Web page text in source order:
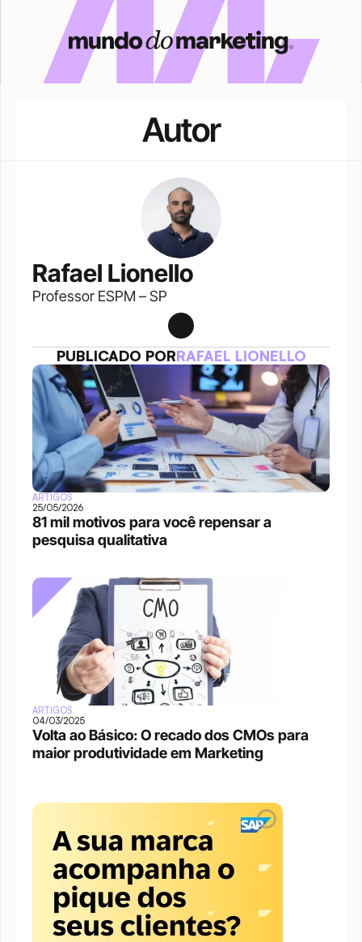
Autor
Rafael Lionello
Professor ESPM – SP
PUBLICADO PORRAFAEL LIONELLO
ARTIGOS
25/05/2026
81 mil motivos para você repensar a
pesquisa qualitativa
ARTIGOS
04/03/2025
Volta ao Básico: O recado dos CMOs para
maior produtividade em Marketing